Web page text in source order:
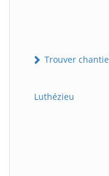
Trouver
Luthézieu